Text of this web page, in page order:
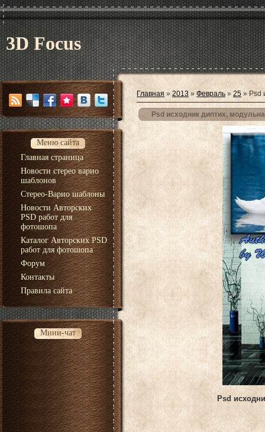
3D Focus
Меню сайта
Главная страница
Новости стерео варио
шаблонов
Стерео-Варио шаблоны
Новости Авторских
PSD работ для
фотошопа
Каталог Авторских PSD
работ для фотошопа
Форум
Контакты
Правила сайта
Мини-чат
Главная » 2013 » Февраль » 25 » Psd
Psd исходник диптих,
Psd